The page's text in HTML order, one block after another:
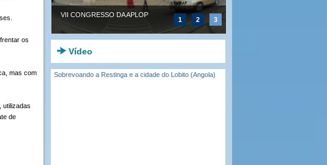
os
mas com
utilizadas
de
VII CONGRESSO DA APLOP
1 2 3
Vídeo
Sobrevoando a Restinga e a cidade do Lobito (Angola)